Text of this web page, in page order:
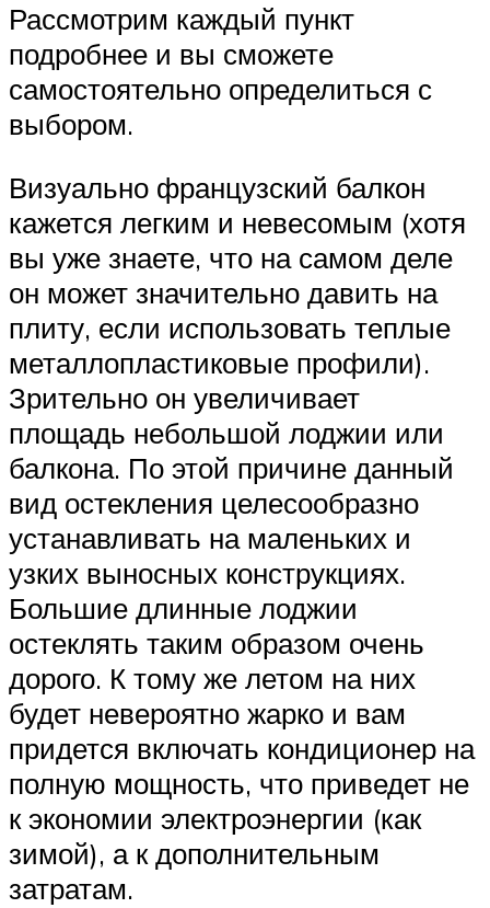
Рассмотрим каждый пункт
подробнее и вы сможете
самостоятельно определиться с
выбором.
Визуально французский балкон
кажется легким и невесомым (хотя
вы уже знаете, что на самом деле
он может значительно давить на
плиту, если использовать теплые
металлопластиковые профили).
Зрительно он увеличивает
площадь небольшой лоджии или
балкона. По этой причине данный
вид остекления целесообразно
устанавливать на маленьких и
узких выносных конструкциях.
Большие длинные лоджии
остеклять таким образом очень
дорого. К тому же летом на них
будет невероятно жарко и вам
придется включать кондиционер на
полную мощность, что приведет не
к экономии электроэнергии (как
зимой), а к дополнительным
затратам.